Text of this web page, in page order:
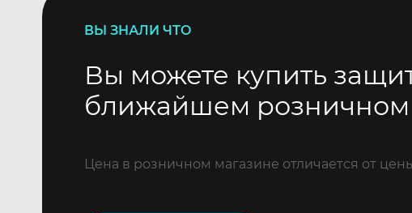
ВЫ ЗНАЛИ ЧТО
Вы можете купить
ближайшем розничном
Цена в розничном магазине отличается от